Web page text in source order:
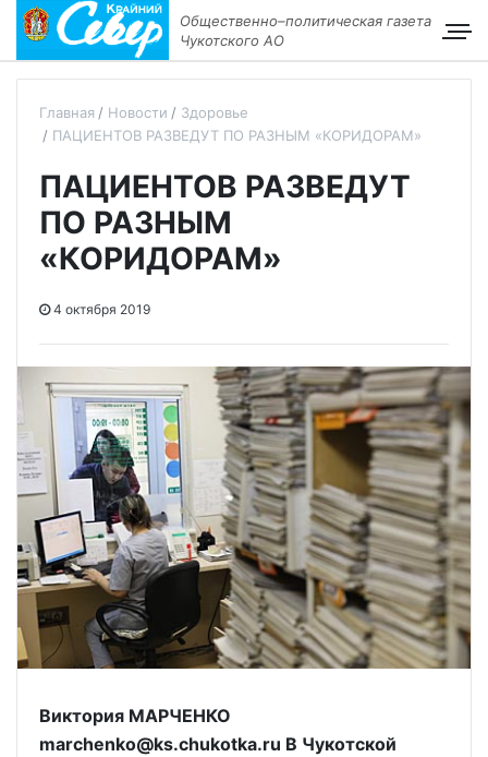
Общественно–политическая газета
Чукотского АО
Главная Новости
Здоровье
ПАЦИЕНТОВ РАЗВЕДУТ ПО РАЗНЫМ «КОРИДОРАМ»
ПАЦИЕНТОВ РАЗВЕДУТ
ПО РАЗНЫМ
«КОРИДОРАМ»
4 октября 2019
Виктория МАРЧЕНКО
marchenko@ks.chukotka.ru В Чукотской